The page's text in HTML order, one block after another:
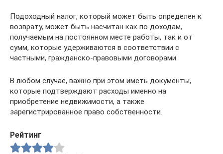
Подоходный налог, который может быть определен к
возврату, может быть насчитан как по доходам,
получаемым на постоянном месте работы, так и от
сумм, которые удерживаются в соответствии с
частными, гражданско-правовыми договорами.
В любом случае, важно при этом иметь документы,
которые подтверждают расходы именно на
приобретение недвижимости, а также
зарегистрированное право собственности.
Рейтинг